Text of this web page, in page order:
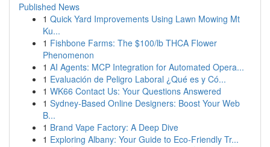
Published News
1 Quick Yard Improvements Using Lawn Mowing Mt
Ku...
1 Fishbone Farms: The $100/lb THCA Flower
Phenomenon
1 AI Agents: MCP Integration for Automated Opera...
1 Evaluación de Peligro Laboral ¿Qué es y Có...
1 WK66 Contact Us: Your Questions Answered
1 Sydney-Based Online Designers: Boost Your Web
B...
1 Brand Vape Factory: A Deep Dive
1 Exploring Albany: Your Guide to Eco-Friendly Tr...